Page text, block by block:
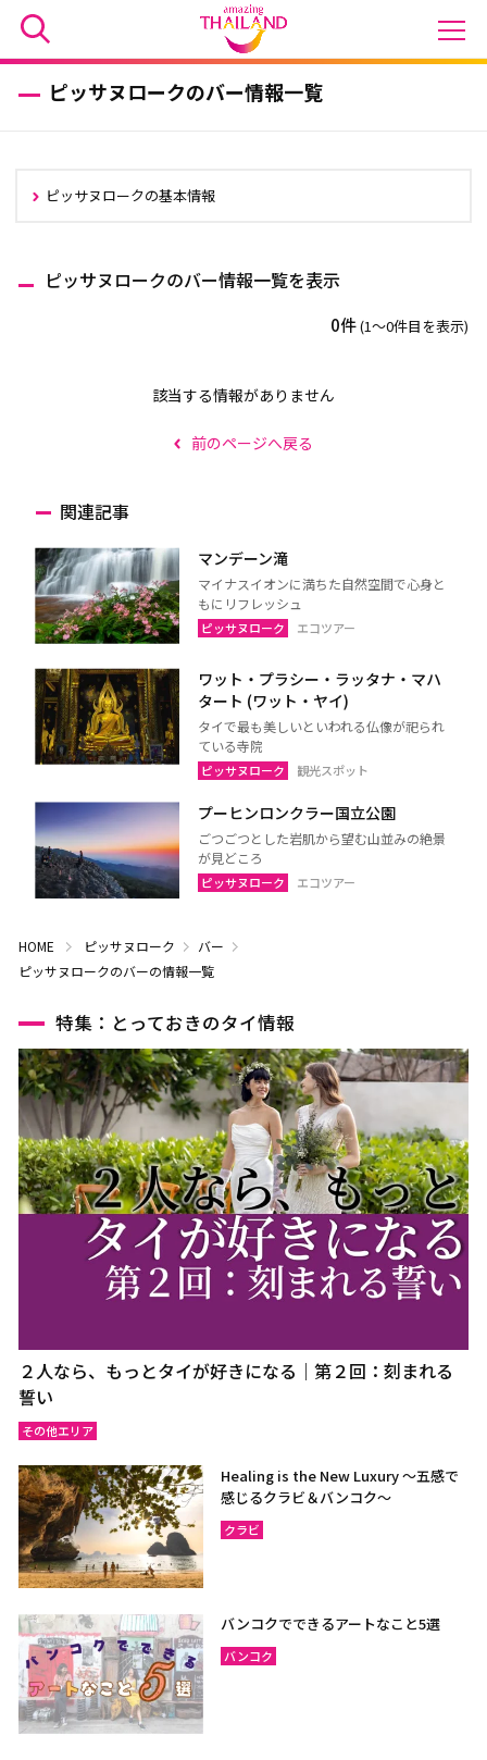
ピッサヌロークのバー情報一覧
ピッサヌロークの基本情報
ピッサヌロークのバー情報一覧を表示
0件(1〜0件目を表示)
該当する情報がありません
前のページへ戻る
関連記事
マンデーン滝
マイナスイオンに満ちた自然空間で心身と
もにリフレッシュ
ピッサヌローク エコツアー
ワット・プラシー・ラッタナ・マハ
タート (ワット・ヤイ)
タイで最も美しいといわれる仏像が祀られ
ている寺院
ピッサヌローク 観光スポット
プーヒンロンクラー国立公園
ごつごつとした岩肌から望む山並みの絶景
が見どころ
ピッサヌローク エコツアー
HOME ピッサヌローク
バー
ピッサヌロークのバーの情報一覧
特集：とっておきのタイ情報
２人なら、もっとタイが好きになる｜第２回：刻まれる
誓い
その他エリア
Healing is the New Luxury ～五感で
感じるクラビ＆バンコク～
クラビ
バンコクでできるアートなこと5選
バンコク